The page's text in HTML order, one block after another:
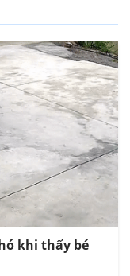
khi thấy bé